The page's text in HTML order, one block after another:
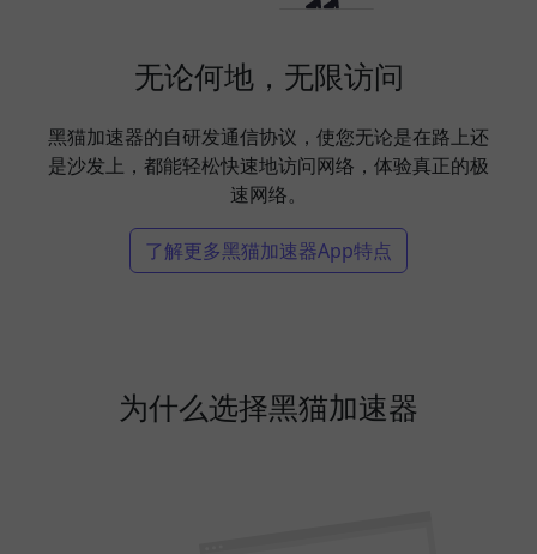
无论何地，无限访问
黑猫加速器的自研发通信协议，使您无论是在路上还
是沙发上，都能轻松快速地访问网络，体验真正的极
速网络。
了解更多黑猫加速器App特点
为什么选择黑猫加速器